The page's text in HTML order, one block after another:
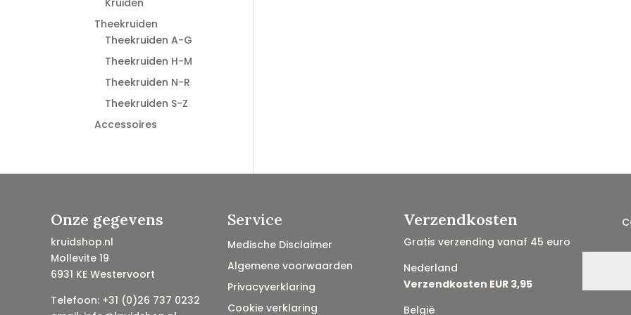
Kruiden
Theekruiden
Theekruiden A-G
Theekruiden H-M
Theekruiden N-R
Theekruiden S-Z
Accessoires
Onze gegevens
kruidshop.nl
Mollevite 19
6931 KE Westervoort
Telefoon: +31 (0)26 737 0232
Service
Medische Disclaimer
Algemene voorwaarden
Privacyverklaring
Cookie verklaring
Verzendkosten
Gratis verzending vanaf 45 euro
Nederland
Verzendkosten EUR 3,95
België